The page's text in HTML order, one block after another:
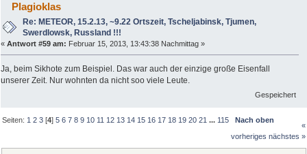
Plagioklas
Re: METEOR, 15.2.13, ~9.22 Ortszeit, Tscheljabinsk, Tjumen,
Swerdlowsk, Russland !!!
« Antwort #59 am: Februar 15, 2013, 13:43:38 Nachmittag »
Ja, beim Sikhote zum Beispiel. Das war auch der einzige große Eisenfall
unserer Zeit. Nur wohnten da nicht soo viele Leute.
Gespeichert
Seiten: 1 2 3 [4]5 6 7 8 9 10 11 12 13 14 15 16 17 18 19 20 21 ... 115 Nach oben
«
vorheriges nächstes »